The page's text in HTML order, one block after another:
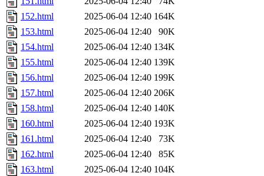
152.html
2025-06-04 12:40 164K
153.html
2025-06-04 12:40
90K
154.html
2025-06-04 12:40 134K
155.html
2025-06-04 12:40 139K
156.html
2025-06-04 12:40 199K
157.html
2025-06-04 12:40 206K
158.html
2025-06-04 12:40 140K
160.html
2025-06-04 12:40 193K
161.html
2025-06-04 12:40
73K
162.html
2025-06-04 12:40
85K
163.html
2025-06-04 12:40 104K